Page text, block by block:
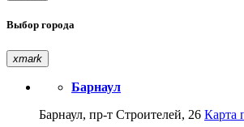
Выбор города
xmark
Барнаул
Барнаул, пр-т Строителей, 26 Карта